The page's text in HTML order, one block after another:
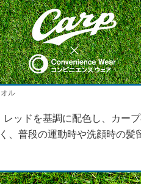
ル
ッドを基調に配色し、カー
、普段の運動時や洗顔時の髪